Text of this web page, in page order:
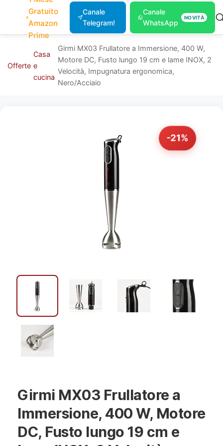
Gratuito
Amazon
Prime
Canale
Telegram!
Canale
WhatsApp
NOVITÀ
Offerte
Casa
e
cucina
Girmi MX03 Frullatore a Immersione, 400 W,
Motore DC, Fusto lungo 19 cm e lame INOX, 2
Velocità, Impugnatura ergonomica,
Nero/Acciaio
-21%
Girmi MX03 Frullatore a
Immersione, 400 W, Motore
DC, Fusto lungo 19 cm e